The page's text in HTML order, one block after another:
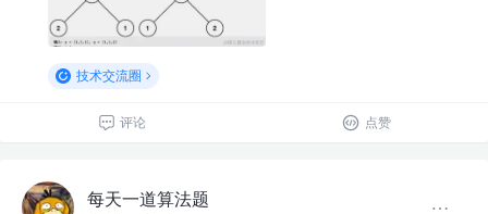
技术交流圈
评论 点赞
每天一道算法题